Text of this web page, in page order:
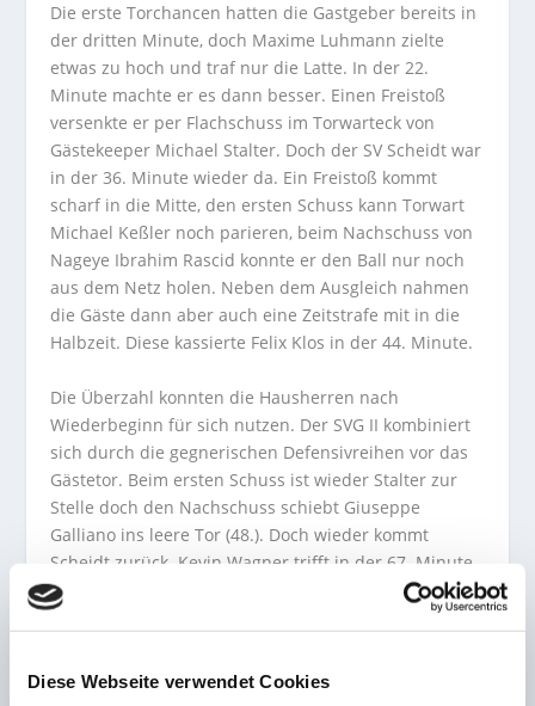
Diese Webseite verwendet Cookies
Die erste Torchancen hatten die Gastgeber bereits in
der dritten Minute, doch Maxime Luhmann zielte
etwas zu hoch und traf nur die Latte. In der 22.
Minute machte er es dann besser. Einen Freistoß
versenkte er per Flachschuss im Torwarteck von
Gästekeeper Michael Stalter. Doch der SV Scheidt war
in der 36. Minute wieder da. Ein Freistoß kommt
scharf in die Mitte, den ersten Schuss kann Torwart
Michael Keßler noch parieren, beim Nachschuss von
Nageye Ibrahim Rascid konnte er den Ball nur noch
aus dem Netz holen. Neben dem Ausgleich nahmen
die Gäste dann aber auch eine Zeitstrafe mit in die
Halbzeit. Diese kassierte Felix Klos in der 44. Minute.
Die Überzahl konnten die Hausherren nach
Wiederbeginn für sich nutzen. Der SVG II kombiniert
sich durch die gegnerischen Defensivreihen vor das
Gästetor. Beim ersten Schuss ist wieder Stalter zur
Stelle doch den Nachschuss schiebt Giuseppe
Galliano ins leere Tor (48.). Doch wieder kommt
Scheidt zurück. Kevin Wagner trifft in der 67. Minute
zum erneuten Ausgleich. Mehr Tore fielen auf beiden
Seiten an diesem Tag nicht mehr. Ende.